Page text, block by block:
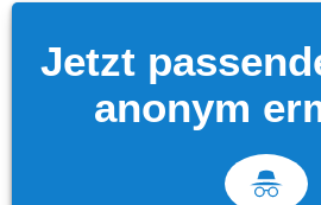
Jetzt
anonym